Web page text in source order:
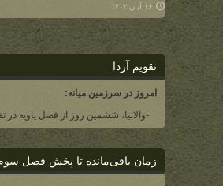
۱۶ آبان ۱۴۰۲
تقویم آردا
امروز در سرزمین میانه:
-والانیا، ششمین روز از فصل یاویه در
زمان باقی‌مانده تا پخش فصل